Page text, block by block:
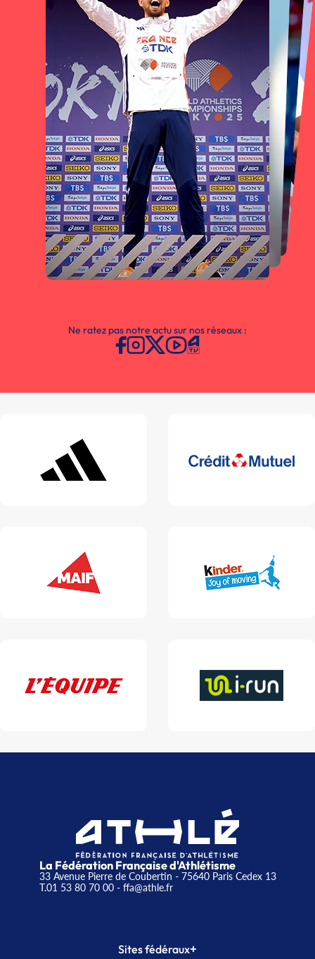
Ne ratez pas notre actu sur nos réseaux :
La Fédération Française d'Athlétisme
33 Avenue Pierre de Coubertin - 75640 Paris Cedex 13
T.01 53 80 70 00- ffa@athle.fr
Sites fédéraux+